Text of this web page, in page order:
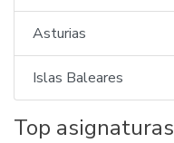
Asturias
Islas Baleares
Top asignaturas